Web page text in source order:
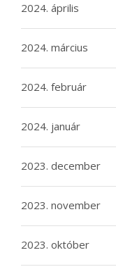
2024. április
2024. március
2024. február
2024. január
2023. december
2023. november
2023. október